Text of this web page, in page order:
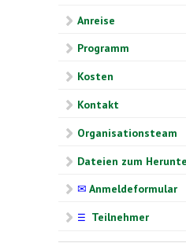
Anreise
Programm
Kosten
Kontakt
Organisationsteam
Dateien zum
✉ Anmeldeformular
☰ Teilnehmer